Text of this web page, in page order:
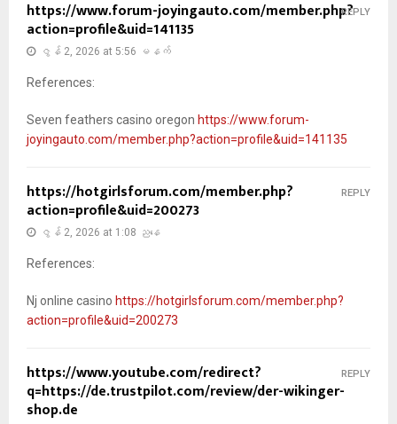
https://www.forum-joyingauto.com/member.php?
action=profile&uid=141135
ဇွန် 2, 2026 at 5:56 မနက်
References:
Seven feathers casino oregon https://www.forum-
joyingauto.com/member.php?action=profile&uid=141135
REPLY
https://hotgirlsforum.com/member.php?
action=profile&uid=200273
ဇွန် 2, 2026 at 1:08 ညနေ
References:
Nj online casino https://hotgirlsforum.com/member.php?
action=profile&uid=200273
REPLY
https://www.youtube.com/redirect?
q=https://de.trustpilot.com/review/der-wikinger-
shop.de
REPLY